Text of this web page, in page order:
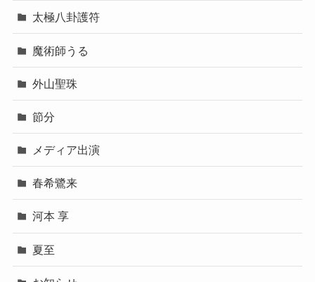
太極八卦護符
魔術師うる
外山聖珠
節分
メディア出演
春希鷺来
河本 享
夏至